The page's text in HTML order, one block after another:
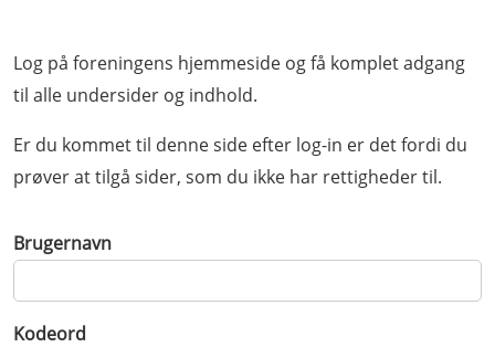
Log på foreningens hjemmeside og få komplet adgang
til alle undersider og indhold.
Er du kommet til denne side efter log-in er det fordi du
prøver at tilgå sider, som du ikke har rettigheder til.
Brugernavn
Kodeord